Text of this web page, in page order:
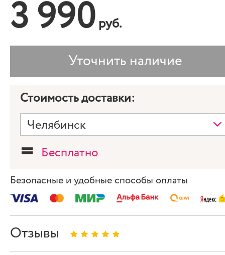
3 990 руб.
Стоимость доставки:
= Бесплатно
Безопасные и удобные способы оплаты
Отзывы